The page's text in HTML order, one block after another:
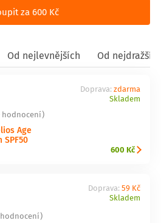
za 600 Kč
Od nejlevnějších Od
hodnocení)
Age
Doprava: zdarma
Skladem
600 Kč
hodnocení)
Doprava: 59 Kč
Skladem